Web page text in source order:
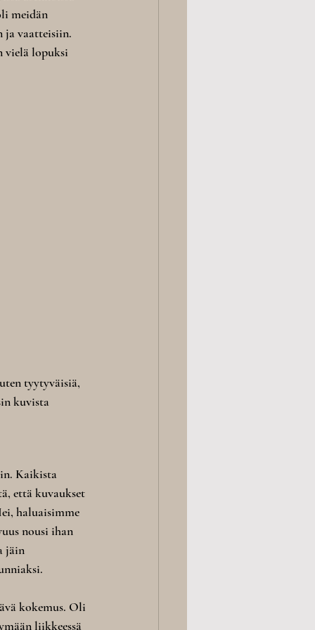
meidän
ja vaatteisiin.
vielä lopuksi
tyytyväisiä,
kuvista
Kaikista
että kuvaukset
haluaisimme
nousi ihan
jäin
kokemus. Oli
liikkeessä